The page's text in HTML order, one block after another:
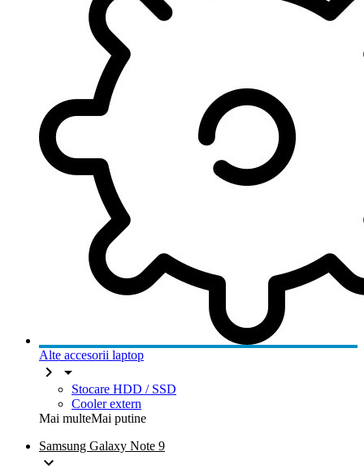
Alte accesorii laptop
 
Stocare HDD / SSD
Cooler extern
Mai multeMai putine
Samsung Galaxy Note 9
